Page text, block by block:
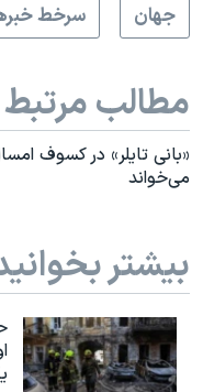
جهان
سرخط
مطالب مرتبط
«بانی تایلر» در کسوف
می‌خواند
بیشتر